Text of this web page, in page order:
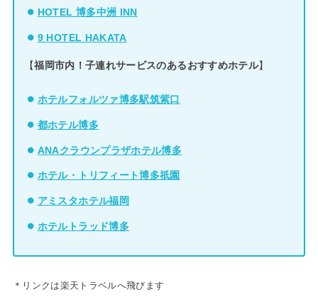
HOTEL 博多中洲 INN
9 HOTEL HAKATA
【福岡市内！子連れサービスのあるおすすめホテル】
ホテルフォルツァ博多駅筑紫口
都ホテル博多
ANAクラウンプラザホテル博多
ホテル・トリフィート博多祇園
アミスタホテル福岡
ホテルトラッド博多
＊リンクは楽天トラベルへ飛びます